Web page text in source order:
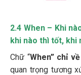
2.4 When – Khi
khi nào thì tốt, khi
Chữ “When” chỉ
quan trọng tương